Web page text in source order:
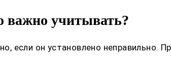
важно учитывать?
если он установлено неправильно.